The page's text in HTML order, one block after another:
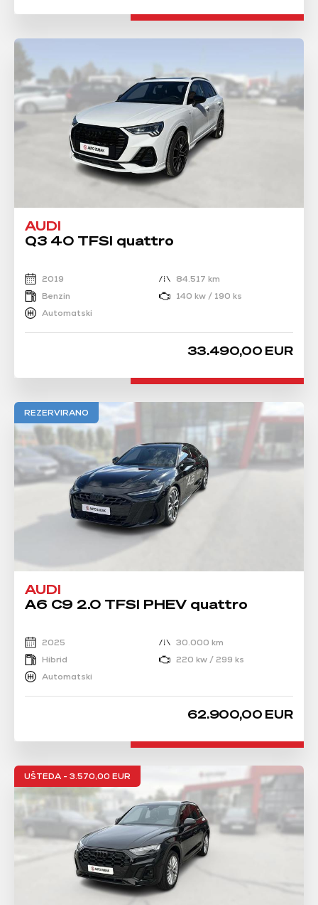
AUDI
Q3 40 TFSI quattro
2019
84.517 km
Benzin
140 kw / 190 ks
Automatski
33.490,00 EUR
REZERVIRANO
AUDI
A6 C9 2.0 TFSI PHEV quattro
2025
30.000 km
Hibrid
220 kw / 299 ks
Automatski
62.900,00 EUR
UŠTEDA - 3.570,00 EUR